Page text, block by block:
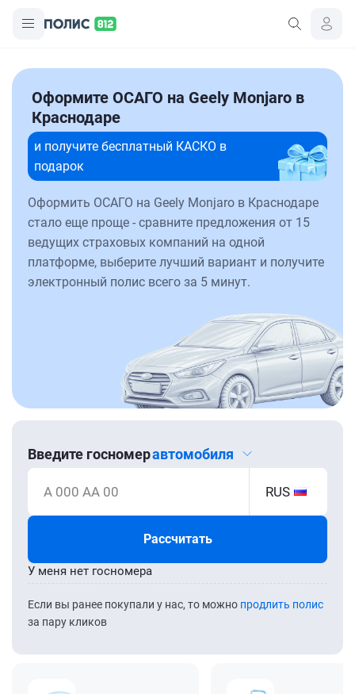
Оформите ОСАГО на Geely Monjaro в
Краснодаре
и получите бесплатный КАСКО в
подарок
Оформить ОСАГО на Geely Monjaro в Краснодаре
стало еще проще - сравните предложения от 15
ведущих страховых компаний на одной
платформе, выберите лучший вариант и получите
электронный полис всего за 5 минут.
Введите госномеравтомобиля
А 000 АА 00 RUS
Рассчитать
Если вы ранее покупали у нас, то можно продлить полис
за пару кликов
У меня нет госномера